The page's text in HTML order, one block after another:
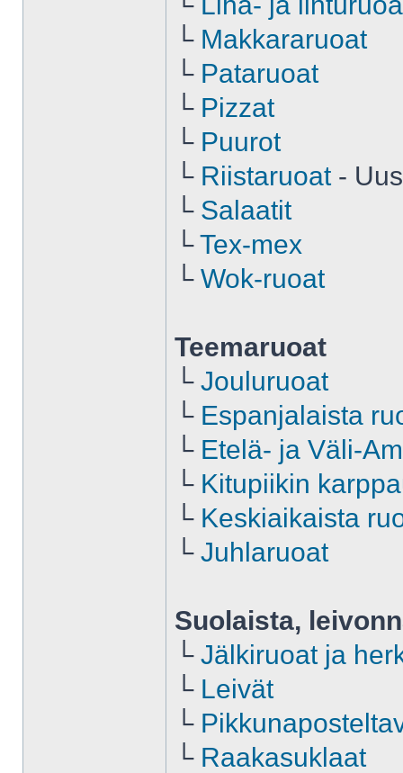
└ Makkararuoat
└ Pataruoat
└ Pizzat
└ Puurot
└ Riistaruoat-
└ Salaatit
└Tex-mex
└ Wok-ruoat
Teemaruoat
└ Jouluruoat
└ Espanjalaista
└ Etelä- ja Väli-
└ Kitupiikin
└ Keskiaikaista
└ Juhlaruoat
Suolaista,
└ Jälkiruoat ja
└ Leivät
└
└ Raakasuklaat